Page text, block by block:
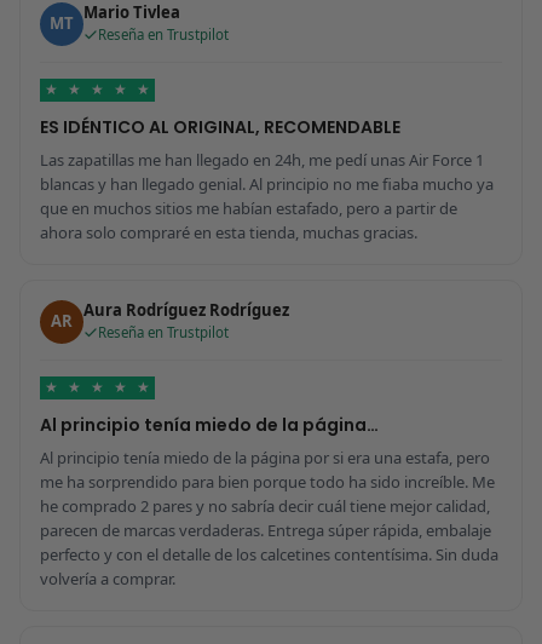
MT Mario Tivlea
Reseña en Trustpilot
★ ★ ★ ★ ★
ES IDÉNTICO AL ORIGINAL, RECOMENDABLE
Las zapatillas me han llegado en 24h, me pedí unas Air Force 1
blancas y han llegado genial. Al principio no me fiaba mucho ya
que en muchos sitios me habían estafado, pero a partir de
ahora solo compraré en esta tienda, muchas gracias.
AR Aura Rodríguez Rodríguez
Reseña en Trustpilot
★ ★ ★ ★ ★
Al principio tenía miedo de la página…
Al principio tenía miedo de la página por si era una estafa, pero
me ha sorprendido para bien porque todo ha sido increíble. Me
he comprado 2 pares y no sabría decir cuál tiene mejor calidad,
parecen de marcas verdaderas. Entrega súper rápida, embalaje
perfecto y con el detalle de los calcetines contentísima. Sin duda
volvería a comprar.